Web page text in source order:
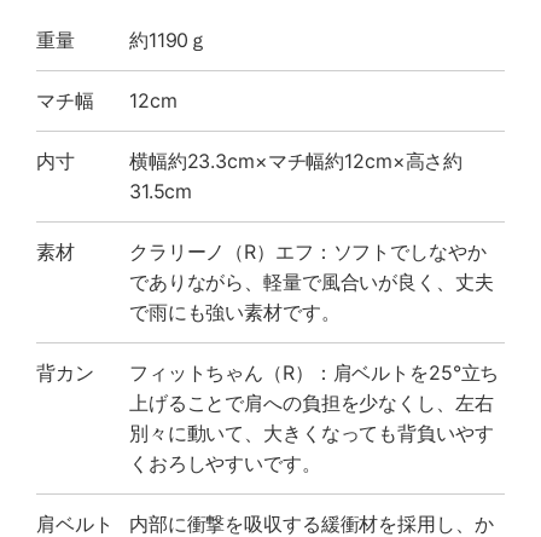
重量 約1190ｇ
マチ幅 12cm
内寸
横幅約23.3cm×マチ幅約12cm×高さ約
31.5cm
素材
クラリーノ（R）エフ：ソフトでしなやか
でありながら、軽量で風合いが良く、丈夫
で雨にも強い素材です。
背カン
フィットちゃん（R）：肩ベルトを25°立ち
上げることで肩への負担を少なくし、左右
別々に動いて、大きくなっても背負いやす
くおろしやすいです。
肩ベルト
内部に衝撃を吸収する緩衝材を採用し、か